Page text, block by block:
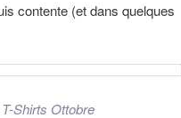
contente (et dans quelques
Shirts Ottobre